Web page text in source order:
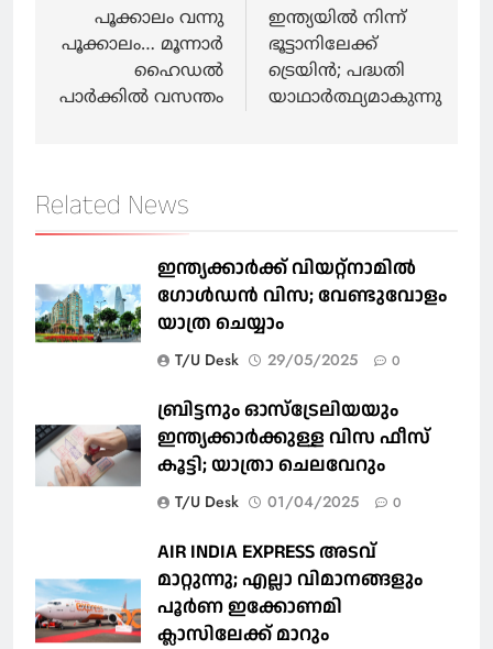
navigation
പൂക്കാലം വന്നു
പൂക്കാലം… മൂന്നാര്‍
ഹൈഡല്‍
പാര്‍ക്കില്‍ വസന്തം
ഇന്ത്യയില്‍ നിന്ന്
ഭൂട്ടാനിലേക്ക്
ട്രെയിന്‍; പദ്ധതി
യാഥാര്‍ത്ഥ്യമാകുന്നു
Related News
ഇന്ത്യക്കാർക്ക് വിയറ്റ്‌നാമില്‍
ഗോള്‍ഡന്‍ വിസ; വേണ്ടുവോളം
യാത്ര ചെയ്യാം
T/U Desk 29/05/2025 0
ബ്രിട്ടനും ഓസ്‌ട്രേലിയയും
ഇന്ത്യക്കാര്‍ക്കുള്ള വിസ ഫീസ്
കൂട്ടി; യാത്രാ ചെലവേറും
T/U Desk 01/04/2025 0
AIR INDIA EXPRESS അടവ്
മാറ്റുന്നു; എല്ലാ വിമാനങ്ങളും
പൂര്‍ണ ഇക്കോണമി
ക്ലാസിലേക്ക് മാറും